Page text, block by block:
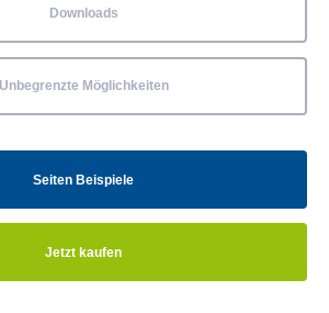
Downloads
Unbegrenzte Möglichkeiten
Seiten Beispiele
Jetzt kaufen